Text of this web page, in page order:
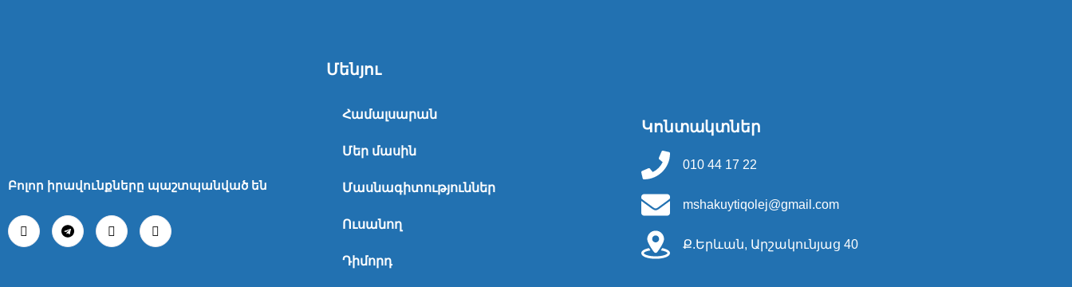
Բոլոր իրավունքները պաշտպանված են
Մենյու
Համալսարան
Մեր մասին
Մասնագիտություններ
Ուսանող
Դիմորդ
Կոնտակտներ
010 44 17 22
mshakuytiqolej@gmail.com
Ք.Երևան, Արշակունյաց 40